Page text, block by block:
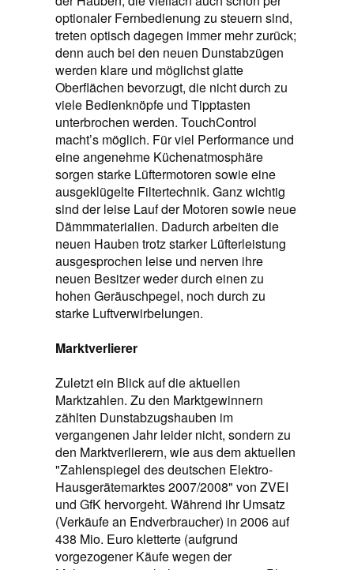
optionaler Fernbedienung zu steuern sind,
treten optisch dagegen immer mehr zurück;
denn auch bei den neuen Dunstabzügen
werden klare und möglichst glatte
Oberflächen bevorzugt, die nicht durch zu
viele Bedien­knöpfe und Tipptasten
unterbrochen werden. TouchControl
macht’s möglich. Für viel Performance und
eine angenehme Küchenatmosphäre
sorgen starke Lüftermotoren sowie eine
ausgeklügelte Filtertechnik. Ganz wichtig
sind der leise Lauf der Motoren sowie neue
Dämmmaterialien. Dadurch arbeiten die
neuen Hauben trotz starker Lüfterleistung
ausgesprochen leise und nerven ihre
neuen Besitzer weder durch einen zu
hohen Geräuschpegel, noch durch zu
starke Luftverwirbelungen.
Marktverlierer
Zuletzt ein Blick auf die aktuellen
Marktzahlen. Zu den Marktgewinnern
zählten Dunstabzugshauben im
vergangenen Jahr leider nicht, sondern zu
den Marktverlierern, wie aus dem aktuellen
"Zahlenspiegel des deutschen Elektro-
Hausgerätemarktes 2007/2008" von ZVEI
und GfK hervorgeht. Während ihr Umsatz
(Verkäufe an Endverbraucher) in 2006 auf
438 Mio. Euro kletterte (aufgrund
vorgezogener Käufe wegen der